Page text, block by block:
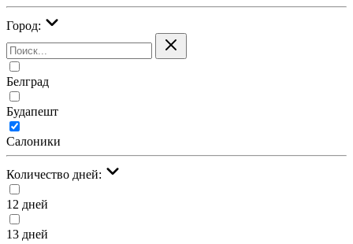
Город:
Белград
Будапешт
Салоники
Количество дней:
12 дней
13 дней